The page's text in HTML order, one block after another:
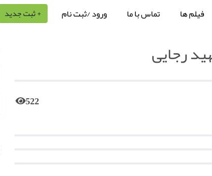
فیلم ها تماس با ما ورود /ثبت نام + ثبت جدید
رجایی
522